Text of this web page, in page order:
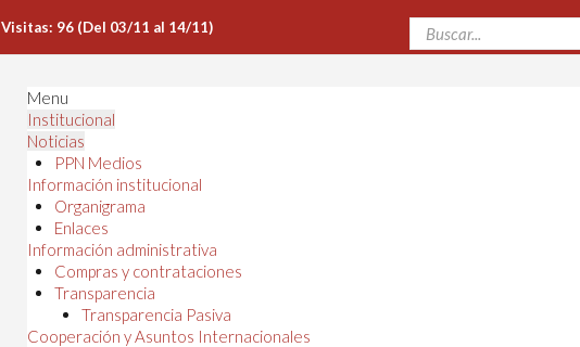
Visitas: 96 (Del 03/11 al 14/11)
Menu
Institucional
Noticias
PPN Medios
Información institucional
Organigrama
Enlaces
Información administrativa
Compras y contrataciones
Transparencia
Transparencia Pasiva
Cooperación y Asuntos Internacionales